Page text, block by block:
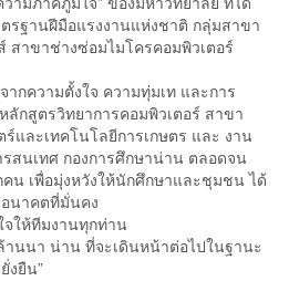
รฐานฝีมือแรงงานแห่งชาติ กลุ่มสาขา
สาขาช่างซ่อมไมโครคอมพิวเตอร์
กความตั้งใจ ความทุ่มเท และการ
กสูตรวิทยาการคอมพิวเตอร์ สาขา
และเทคโนโลยีการเกษตร และ งาน
สนเทศ กองการศึกษาน่าน ตลอดจน
น เพื่อมุ่งหวังให้นักศึกษาและชุมชน ได้
นาคตที่มั่นคง
ให้ทีมงานทุกท่าน
นา น่าน ที่จะเดินหน้าต่อไปในฐานะ
งยืน”